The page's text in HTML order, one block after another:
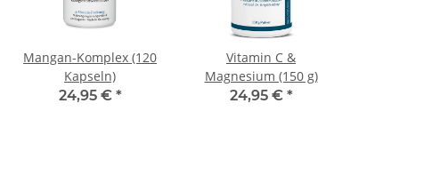
Mangan-Komplex (120
Kapseln)
24,95 € *
Vitamin C &
Magnesium (150 g)
24,95 € *